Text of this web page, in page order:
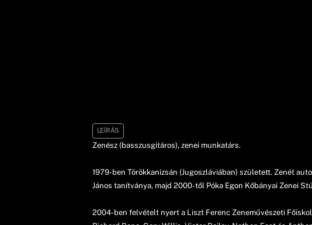
LEÍRÁS
Zenész (basszusgitáros), zenei munkatárs.
1979-ben Törökkanizsán (Jugoszláviában) született. Zenét
János tanítványa, majd 2000-től Póka Egon Kőbányai Zenei
2004-ben felvételt nyert a Liszt Ferenc Zeneművészeti